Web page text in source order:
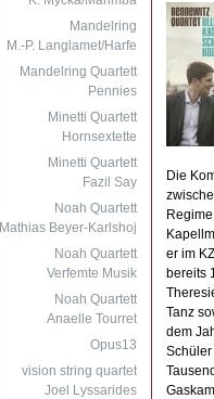
Mandelring
M.-P. Langlamet/Harfe
Mandelring Quartett
Pennies
Minetti Quartett
Hornsextette
Minetti Quartett
Fazil Say
Noah Quartett
Mathias Beyer-Karlshoj
Noah Quartett
Verfemte Musik
Noah Quartett
Anaelle Tourret
Opus13
vision string quartet
Joel Lyssarides
Die
er im
bereits
Tanz
dem